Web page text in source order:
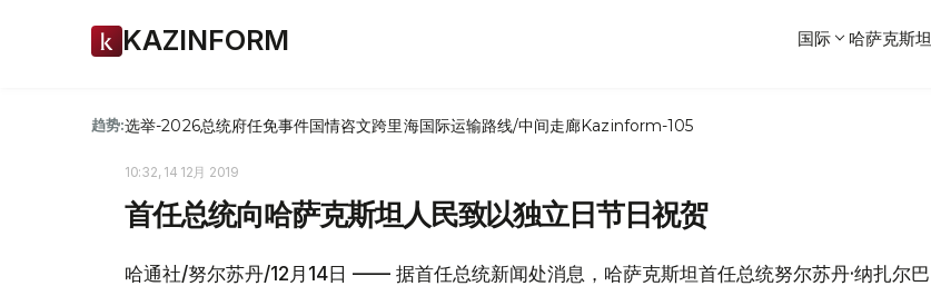
KAZINFORM 国际 哈萨克斯坦
趋势:选举-2026总统府任免事件国情咨文跨里海国际运输路线/中间走廊Kazinform-105
10:32, 14 12月 2019
首任总统向哈萨克斯坦人民致以独立日节日祝贺
哈通社/努尔苏丹/12月14日 —— 据首任总统新闻处消息，哈萨克斯坦首任总统努尔苏丹·纳扎尔巴